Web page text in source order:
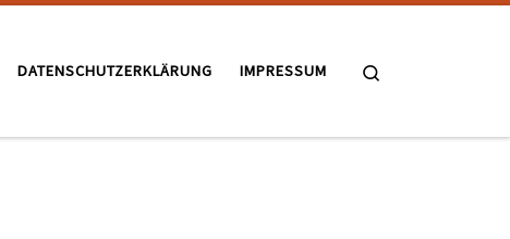
DATENSCHUTZERKLÄRUNG IMPRESSUM